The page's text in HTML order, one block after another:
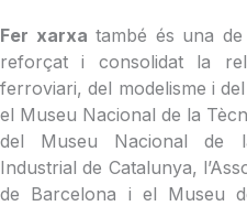
Fer xarxa també és una de
reforçat i consolidat la
ferroviari, del modelisme i
el Museu Nacional de la
del Museu Nacional de
Industrial de Catalunya,
de Barcelona i el Museu